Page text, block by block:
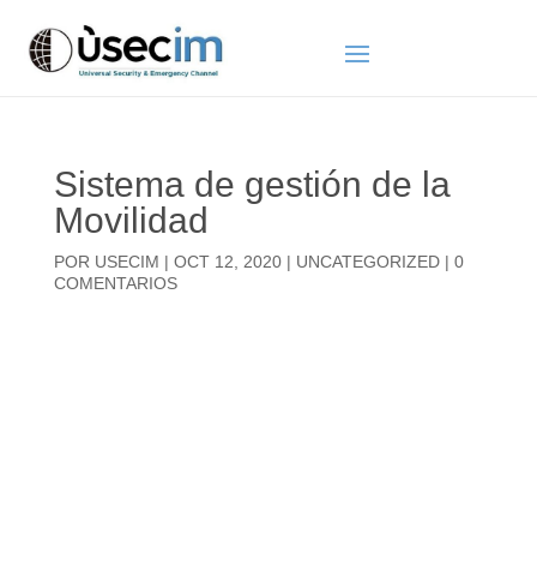
Sistema de gestión de la
Movilidad
POR USECIM | OCT 12, 2020| UNCATEGORIZED| 0
COMENTARIOS